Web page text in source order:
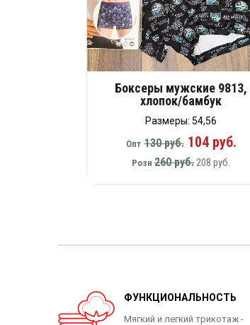
Боксеры мужские 9813,
хлопок/бамбук
Размеры: 54,56
Опт 130 руб.104 руб.
Розн 260 руб.208 руб.
ФУНКЦИОНАЛЬНОСТЬ
Мягкий и легкий трикотаж -